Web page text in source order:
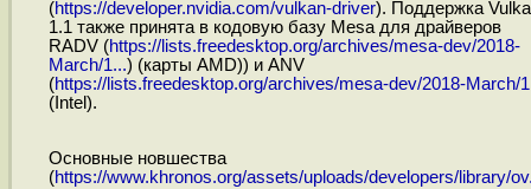
(https://developer.nvidia.com/vulkan-driver). Поддержка
1.1 также принята в кодовую базу Mesa для драйверов
RADV (https://lists.freedesktop.org/archives/mesa-dev/2018-
March/1...) (карты AMD)) и ANV
(https://lists.freedesktop.org/archives/mesa-dev/2018-March/
(Intel).
Основные новшества
(https://www.khronos.org/assets/uploads/developers/library/